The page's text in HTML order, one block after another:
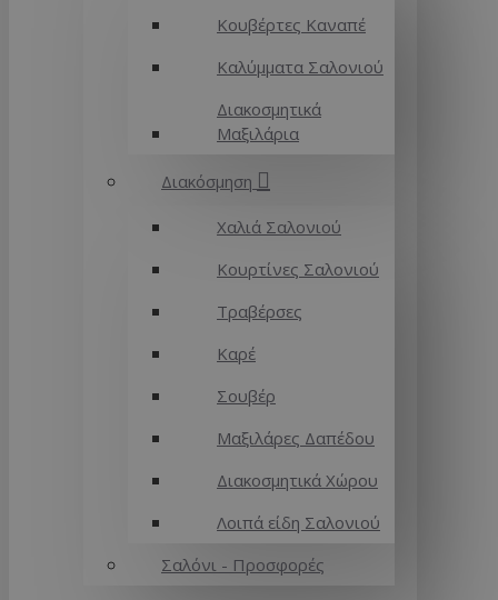
Κουβέρτες Καναπέ
Καλύμματα Σαλονιού
Διακοσμητικά
Μαξιλάρια
Διακόσμηση
Χαλιά Σαλονιού
Κουρτίνες Σαλονιού
Τραβέρσες
Καρέ
Σουβέρ
Μαξιλάρες Δαπέδου
Διακοσμητικά Χώρου
Λοιπά είδη Σαλονιού
Σαλόνι - Προσφορές